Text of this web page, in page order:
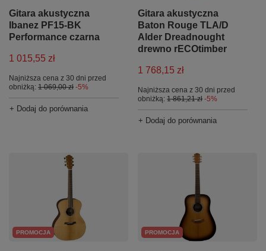
Gitara akustyczna
Ibanez PF15-BK
Performance czarna
1 015,55 zł
Najniższa cena z 30 dni przed
obniżką: 1 069,00 zł -5%
+ Dodaj do porównania
Gitara akustyczna
Baton Rouge TLA/D
Alder Dreadnought
drewno rECOtimber
1 768,15 zł
Najniższa cena z 30 dni przed
obniżką: 1 861,21 zł -5%
+ Dodaj do porównania
PROMOCJA PROMOCJA